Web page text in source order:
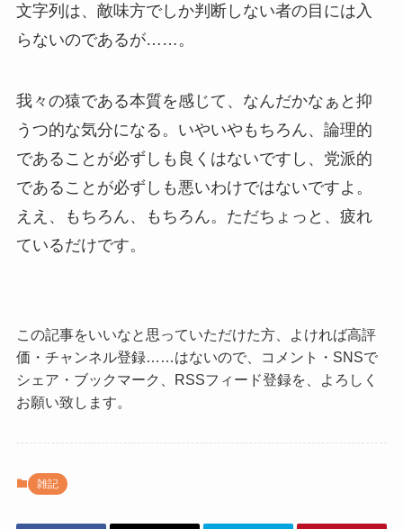
文字列は、敵味方でしか判断しない者の目には入
らないのであるが……。
我々の猿である本質を感じて、なんだかなぁと抑
うつ的な気分になる。いやいやもちろん、論理的
であることが必ずしも良くはないですし、党派的
であることが必ずしも悪いわけではないですよ。
ええ、もちろん、もちろん。ただちょっと、疲れ
ているだけです。
この記事をいいなと思っていただけた方、よければ高評
価・チャンネル登録……はないので、コメント・SNSで
シェア・ブックマーク、RSSフィード登録を、よろしく
お願い致します。
雑記